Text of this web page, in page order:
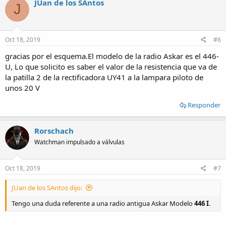
t
i
o
n
s
J JUan de los SAntos
Oct 18, 2019 #6
gracias por el esquema.El modelo de la radio Askar es el 446-
U, Lo que solicito es saber el valor de la resistencia que va de
la patilla 2 de la rectificadora UY41 a la lampara piloto de
unos 20 V
Responder
Rorschach
Watchman impulsado a válvulas
Oct 18, 2019 #7
JUan de los SAntos dijo:
Tengo una duda referente a una radio antigua Askar Modelo446 I.